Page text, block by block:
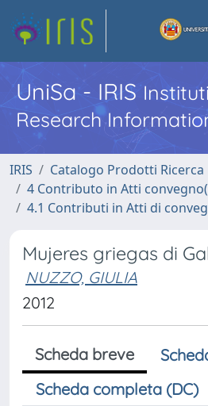
UniSa - IRIS
Research
IRIS
Catalogo Prodotti Ricerca
4 Contributo in Atti
4.1 Contributi in Atti di
Mujeres griegas di
NUZZO, GIULIA
2012
Scheda breve
Scheda completa (DC)